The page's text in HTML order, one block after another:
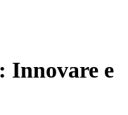
Innovare e